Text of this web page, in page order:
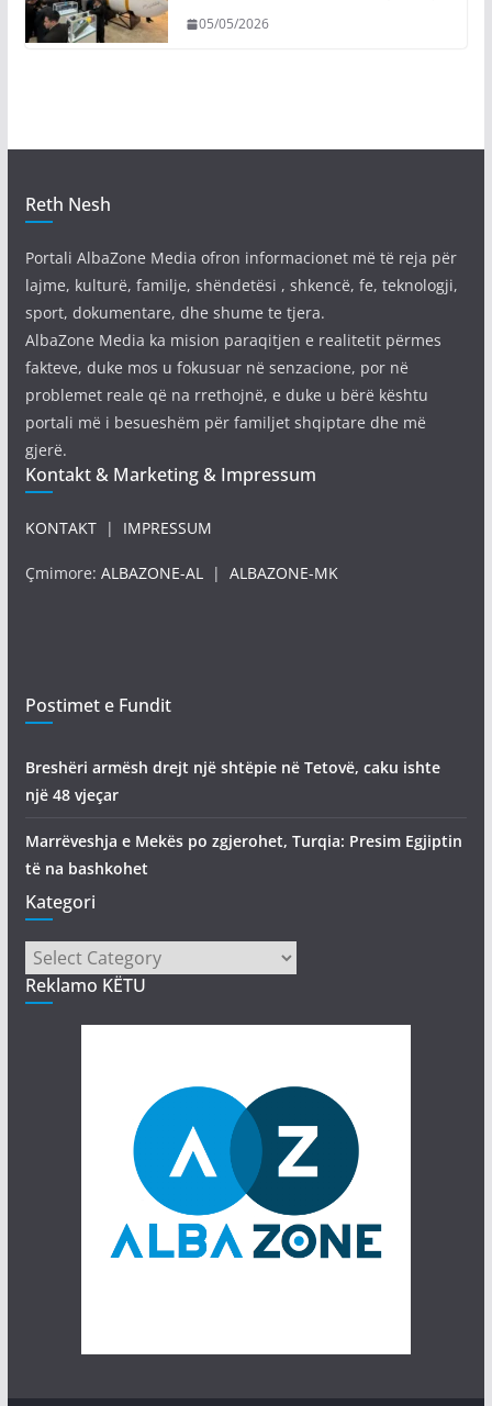
05/05/2026
Reth Nesh
Portali AlbaZone Media ofron informacionet më të reja për
lajme, kulturë, familje, shëndetësi , shkencë, fe, teknologji,
sport, dokumentare, dhe shume te tjera.
AlbaZone Media ka mision paraqitjen e realitetit përmes
fakteve, duke mos u fokusuar në senzacione, por në
problemet reale që na rrethojnë, e duke u bërë kështu
portali më i besueshëm për familjet shqiptare dhe më
gjerë.
Kontakt & Marketing & Impressum
KONTAKT| IMPRESSUM
Çmimore: ALBAZONE-AL| ALBAZONE-MK
Postimet e Fundit
Breshëri armësh drejt një shtëpie në Tetovë, caku ishte
një 48 vjeçar
Marrëveshja e Mekës po zgjerohet, Turqia: Presim Egjiptin
të na bashkohet
Kategori
Kategori
Reklamo KËTU